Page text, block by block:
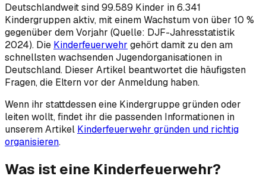
Deutschlandweit sind 99.589 Kinder in 6.341
Kindergruppen aktiv, mit einem Wachstum von über 10 %
gegenüber dem Vorjahr (Quelle: DJF-Jahresstatistik
2024). Die Kinderfeuerwehr gehört damit zu den am
schnellsten wachsenden Jugendorganisationen in
Deutschland. Dieser Artikel beantwortet die häufigsten
Fragen, die Eltern vor der Anmeldung haben.
Wenn ihr stattdessen eine Kindergruppe gründen oder
leiten wollt, findet ihr die passenden Informationen in
unserem Artikel Kinderfeuerwehr gründen und richtig
organisieren.
Was ist eine Kinderfeuerwehr?